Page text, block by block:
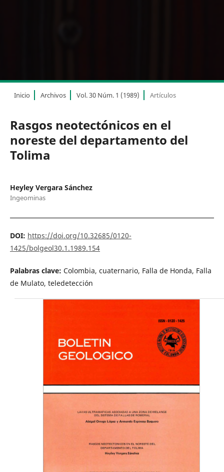
Inicio Archivos Vol. 30 Núm. 1 (1989) Artículos
Rasgos neotectónicos en el
noreste del departamento del
Tolima
Heyley Vergara Sánchez
Ingeominas
DOI: https://doi.org/10.32685/0120-
1425/bolgeol30.1.1989.154
Palabras clave: Colombia, cuaternario, Falla de Honda, Falla
de Mulato, teledetección